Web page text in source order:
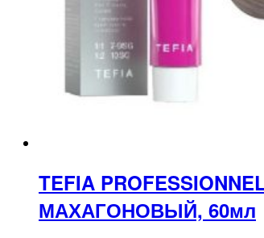
TEFIA
МАХАГОНОВЫЙ, 60мл